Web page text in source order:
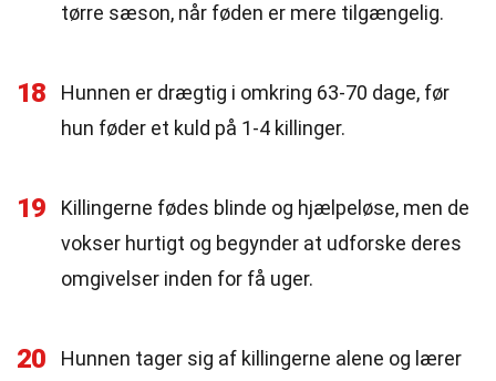
tørre sæson, når føden er mere tilgængelig.
18
Hunnen er drægtig i omkring 63-70 dage, før
hun føder et kuld på 1-4 killinger.
19
Killingerne fødes blinde og hjælpeløse, men de
vokser hurtigt og begynder at udforske deres
omgivelser inden for få uger.
20
Hunnen tager sig af killingerne alene og lærer